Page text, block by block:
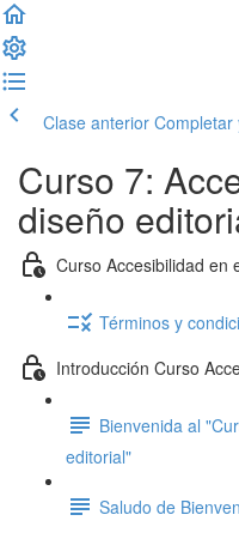
Clase anterior Completar
Curso 7:
diseño
Curso Accesibilidad en
Términos y
Introducción Curso
Bienvenida al
editorial"
Saludo de